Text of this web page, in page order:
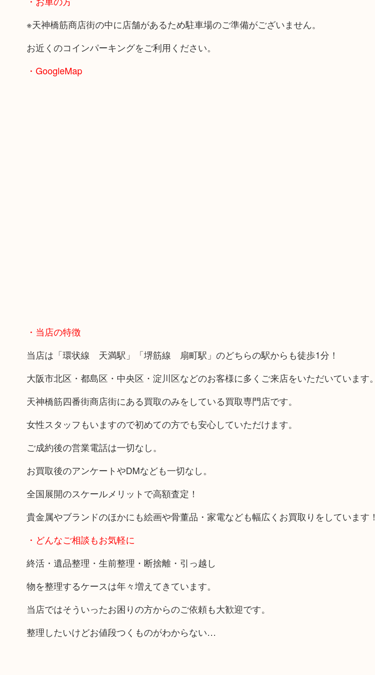
※天神橋筋商店街の中に店舗があるため駐車場のご準備がございません。
お近くのコインパーキングをご利用ください。
・GoogleMap
・当店の特徴
当店は「環状線 天満駅」「堺筋線 扇町駅」のどちらの駅からも徒歩1分！
大阪市北区・都島区・中央区・淀川区などのお客様に多くご来店をいただいています。
天神橋筋四番街商店街にある買取のみをしている買取専門店です。
女性スタッフもいますので初めての方でも安心していただけます。
ご成約後の営業電話は一切なし。
お買取後のアンケートやDMなども一切なし。
全国展開のスケールメリットで高額査定！
貴金属やブランドのほかにも絵画や骨董品・家電なども幅広くお買取りをしています！
・どんなご相談もお気軽に
終活・遺品整理・生前整理・断捨離・引っ越し
物を整理するケースは年々増えてきています。
当店ではそういったお困りの方からのご依頼も大歓迎です。
整理したいけどお値段つくものがわからない…